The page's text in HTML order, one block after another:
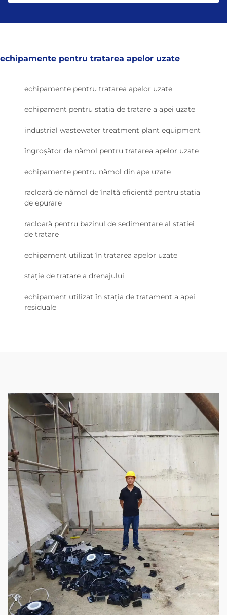
echipamente pentru tratarea apelor uzate
echipamente pentru tratarea apelor uzate
echipament pentru stația de tratare a apei uzate
industrial wastewater treatment plant equipment
îngroșător de nămol pentru tratarea apelor uzate
echipamente pentru nămol din ape uzate
racloară de nămol de înaltă eficiență pentru stația
de epurare
racloară pentru bazinul de sedimentare al stației
de tratare
echipament utilizat în tratarea apelor uzate
stație de tratare a drenajului
echipament utilizat în stația de tratament a apei
residuale